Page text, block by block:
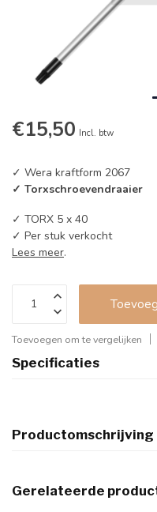
€15,50 Incl. btw
✓ Wera kraftform 2067
✓ Torxschroevendraaier
✓ TORX 5 x 40
✓ Per stuk verkocht
Lees meer.
Toevoegen om te vergelijken
Specificaties
Productomschrijving
Gerelateerde